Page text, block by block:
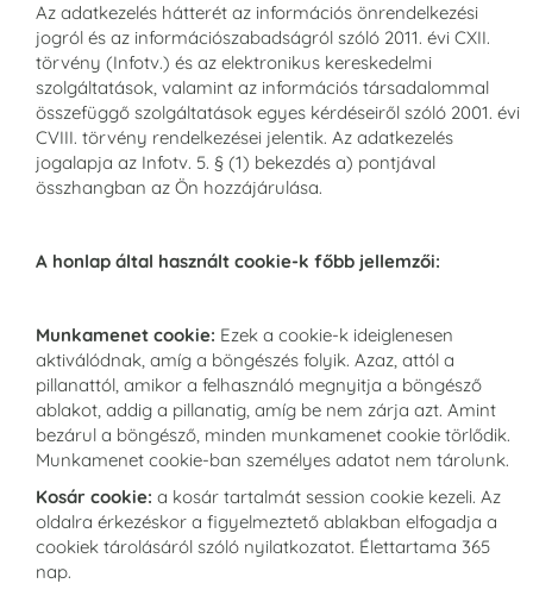
Az adatkezelés hátterét az információs önrendelkezési
jogról és az információszabadságról szóló 2011. évi CXII.
törvény (Infotv.) és az elektronikus kereskedelmi
szolgáltatások, valamint az információs társadalommal
összefüggő szolgáltatások egyes kérdéseiről szóló 2001. évi
CVIII. törvény rendelkezései jelentik. Az adatkezelés
jogalapja az Infotv. 5. § (1) bekezdés a) pontjával
összhangban az Ön hozzájárulása.
A honlap által használt cookie-k főbb jellemzői:
Munkamenet cookie: Ezek a cookie-k ideiglenesen
aktiválódnak, amíg a böngészés folyik. Azaz, attól a
pillanattól, amikor a felhasználó megnyitja a böngésző
ablakot, addig a pillanatig, amíg be nem zárja azt. Amint
bezárul a böngésző, minden munkamenet cookie törlődik.
Munkamenet cookie-ban személyes adatot nem tárolunk.
Kosár cookie: a kosár tartalmát session cookie kezeli. Az
oldalra érkezéskor a figyelmeztető ablakban elfogadja a
cookiek tárolásáról szóló nyilatkozatot. Élettartama 365
nap.